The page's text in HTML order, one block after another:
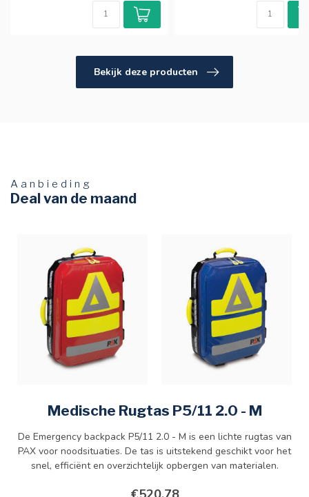
Bekijk deze producten
Aanbieding
Deal van de maand
Medische Rugtas P5/11 2.0 - M
De Emergency backpack P5/11 2.0 - M is een lichte rugtas van
PAX voor noodsituaties. De tas is uitstekend geschikt voor het
snel, efficiënt en overzichtelijk opbergen van materialen.